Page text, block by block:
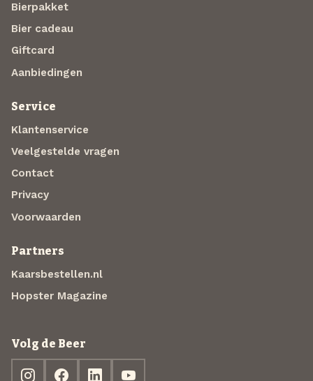
Bierpakket
Bier cadeau
Giftcard
Aanbiedingen
Service
Klantenservice
Veelgestelde vragen
Contact
Privacy
Voorwaarden
Partners
Kaarsbestellen.nl
Hopster Magazine
Volg de Beer